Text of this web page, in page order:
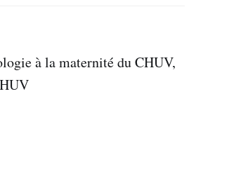
à la maternité du CHUV,